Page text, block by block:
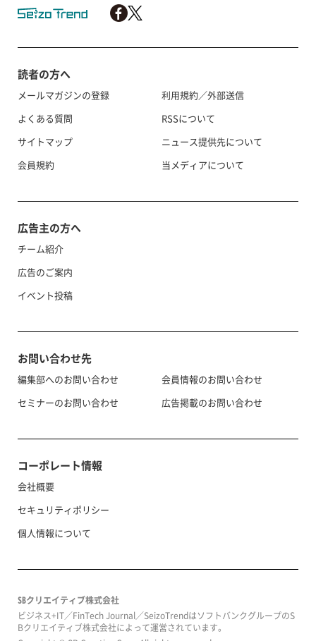
読者の方へ
メールマガジンの登録
よくある質問
サイトマップ
会員規約
利用規約／外部送信
RSSについて
ニュース提供先について
当メディアについて
広告主の方へ
チーム紹介
広告のご案内
イベント投稿
お問い合わせ先
編集部へのお問い合わせ
セミナーのお問い合わせ
会員情報のお問い合わせ
広告掲載のお問い合わせ
コーポレート情報
会社概要
セキュリティポリシー
個人情報について
SBクリエイティブ株式会社
ビジネス+IT／FinTech Journal／SeizoTrendはソフトバンクグループのS
Bクリエイティブ株式会社によって運営されています。